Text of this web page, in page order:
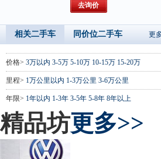
相关二手车 同价位二手车 更
价格> 3万以内 3-5万 5-10万 10-15万 15-20万
里程> 1万公里以内 1-3万公里 3-6万公里
年限> 1年以内 1-3年 3-5年 5-8年 8年以上
精品坊更多>>